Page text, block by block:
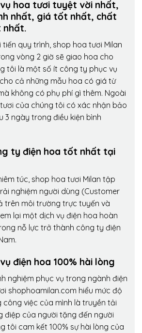
hoa tươi tuyệt vời nhất,
nhất, giá tốt nhất, chất
nhất.
tiến quy trình, shop hoa tươi Milan
vòng 2 giờ sẽ giao hoa cho
tôi là một số ít công ty phục vụ
cả những mẫu hoa có giá từ
không có phụ phí gì thêm. Ngoài
của chúng tôi có xác nhận bảo
3 ngày trong điều kiện bình
ty điện hoa tốt nhất tại
túc, shop hoa tươi Milan tập
nghiệm người dùng (Customer
trên môi trường trực tuyến và
lại một dịch vụ điện hoa hoàn
nỗ lực trở thành công ty điện
điện hoa 100% hài lòng
nghiệm phục vụ trong ngành điện
shophoamilan.com hiểu mức độ
việc của mình là truyền tải
điệp của người tặng đến người
tôi cam kết 100% sự hài lòng của